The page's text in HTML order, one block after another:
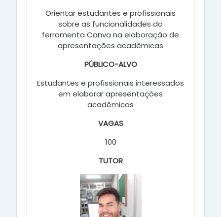
Orientar estudantes e profissionais
sobre as funcionalidades do
ferramenta Canva na elaboração de
apresentações acadêmicas
PÚBLICO-ALVO
Estudantes e profissionais interessados
em elaborar apresentações
acadêmicas
VAGAS
100
TUTOR